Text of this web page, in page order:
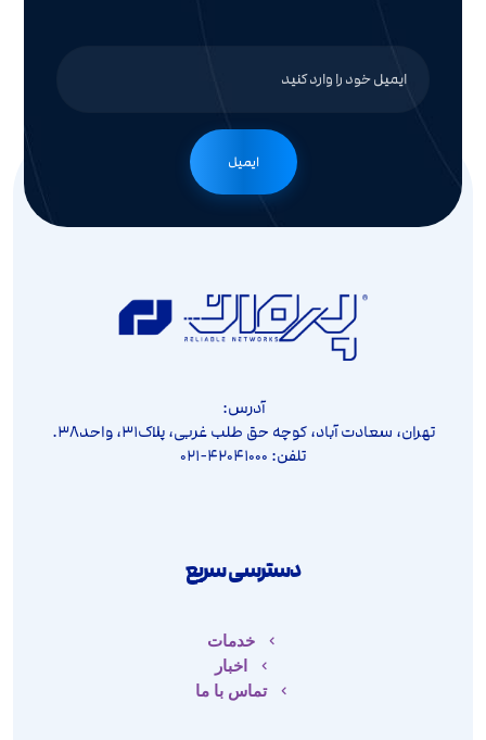
ایمیل
آدرس:
تهران، سعادت آباد، کوچه حق طلب غربی، پلاک۳۱، واحد۳۸.
تلفن: ۴۲۰۴۱۰۰۰-۰۲۱
دسترسی سریع
خدمات
اخبار
تماس با ما